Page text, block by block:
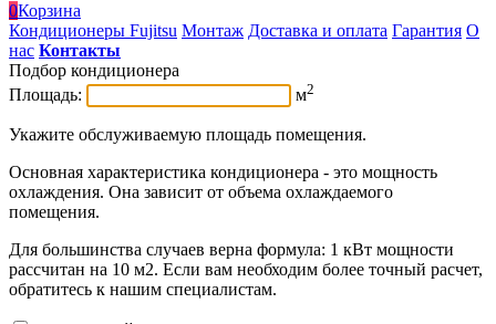
0Корзина
Кондиционеры Fujitsu Монтаж Доставка и оплата Гарантия О
нас Контакты
Подбор кондиционера
Площадь:
м2
Укажите обслуживаемую площадь помещения.
Основная характеристика кондиционера - это мощность
охлаждения. Она зависит от объема охлаждаемого
помещения.
Для большинства случаев верна формула: 1 кВт мощности
рассчитан на 10 м2. Если вам необходим более точный расчет,
обратитесь к нашим специалистам.